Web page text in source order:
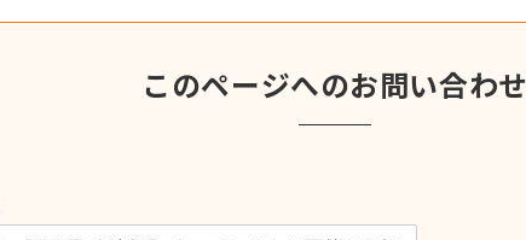
このページへのお問い合わせ